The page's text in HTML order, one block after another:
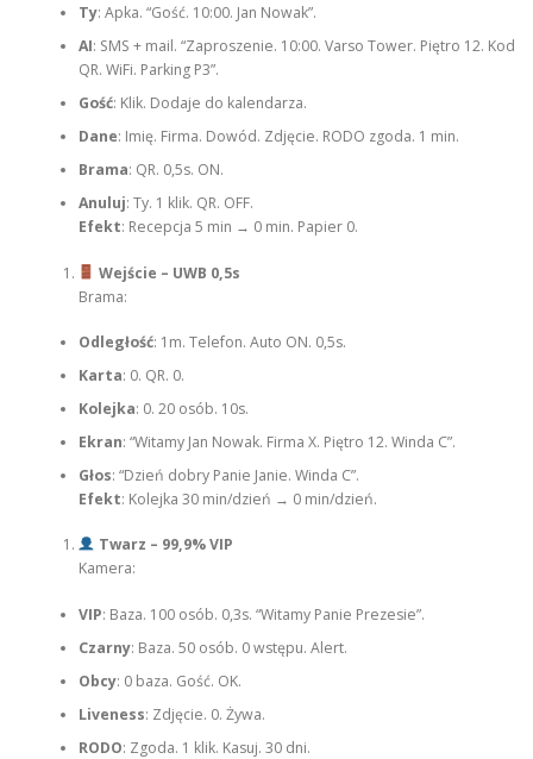
Ty: Apka. “Gość. 10:00. Jan Nowak”.
AI: SMS + mail. “Zaproszenie. 10:00. Varso Tower. Piętro 12. Kod
QR. WiFi. Parking P3”.
Gość: Klik. Dodaje do kalendarza.
Dane: Imię. Firma. Dowód. Zdjęcie. RODO zgoda. 1 min.
Brama: QR. 0,5s. ON.
Anuluj: Ty. 1 klik. QR. OFF.
Efekt: Recepcja 5 min → 0 min. Papier 0.
Wejście – UWB 0,5s
Brama:
Odległość: 1m. Telefon. Auto ON. 0,5s.
Karta: 0. QR. 0.
Kolejka: 0. 20 osób. 10s.
Ekran: “Witamy Jan Nowak. Firma X. Piętro 12. Winda C”.
Głos: “Dzień dobry Panie Janie. Winda C”.
Efekt: Kolejka 30 min/dzień → 0 min/dzień.
Twarz – 99,9% VIP
Kamera:
VIP: Baza. 100 osób. 0,3s. “Witamy Panie Prezesie”.
Czarny: Baza. 50 osób. 0 wstępu. Alert.
Obcy: 0 baza. Gość. OK.
Liveness: Zdjęcie. 0. Żywa.
RODO: Zgoda. 1 klik. Kasuj. 30 dni.